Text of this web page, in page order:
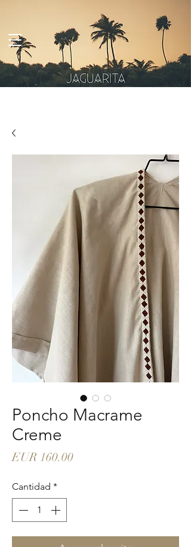
Poncho Macrame
Creme
EUR 160.00Precio
Cantidad *